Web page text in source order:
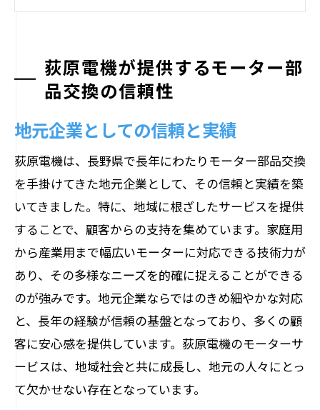
お客様の声から学ぶサービス向上
技術者の経験がもたらす安心感
信頼構築のためのコミュニケーション
方法
地元のニーズに応えるサービス
地域特有の環境を考慮した提案
長野県でのサポートネットワーク構築
地域密着型の利点を活かす
環境配慮も考慮した部品選定
地域住民との信頼関係を構築する
モーター部品交換で地域に根ざした荻原電機
のアプローチ
長野県の気候に適したソリューション
地域特化型の技術者チーム
荻原電機が提供するモーター部
品交換の信頼性
地元企業としての信頼と実績
荻原電機は、長野県で長年にわたりモーター部品交換
を手掛けてきた地元企業として、その信頼と実績を築
いてきました。特に、地域に根ざしたサービスを提供
することで、顧客からの支持を集めています。家庭用
から産業用まで幅広いモーターに対応できる技術力が
あり、その多様なニーズを的確に捉えることができる
のが強みです。地元企業ならではのきめ細やかな対応
と、長年の経験が信頼の基盤となっており、多くの顧
客に安心感を提供しています。荻原電機のモーターサ
ービスは、地域社会と共に成長し、地元の人々にとっ
て欠かせない存在となっています。